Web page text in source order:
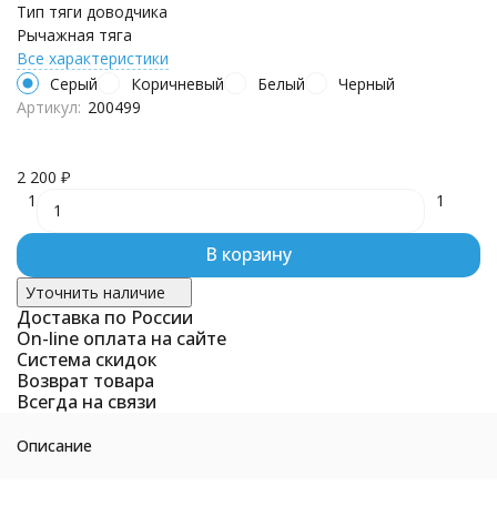
Тип тяги доводчика
Рычажная тяга
Все характеристики
Серый
Коричневый Белый
Черный
Артикул: 200499
2 200 ₽
1
1
В корзину
Уточнить наличие
Доставка по России
On-line оплата на сайте
Система скидок
Возврат товара
Всегда на связи
Описание